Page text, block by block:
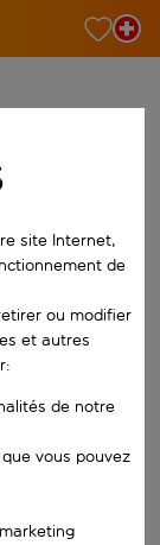
Lorsque les
site Internet,
de
ou modifier
et autres
de notre
vous pouvez